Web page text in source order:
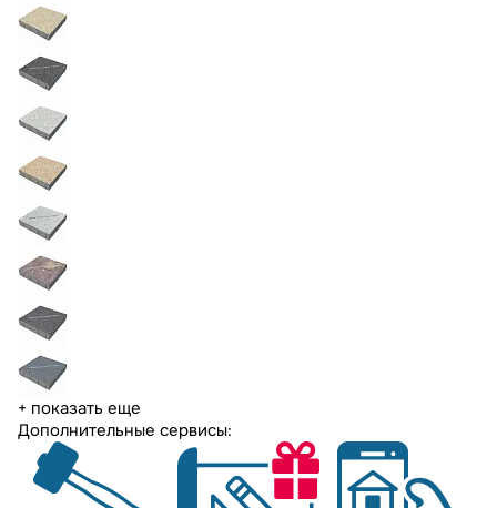
+ показать еще
Дополнительные сервисы: